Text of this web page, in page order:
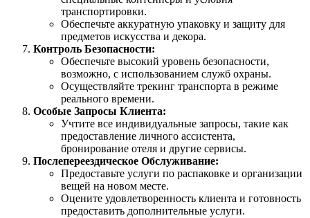
транспортировки.
Обеспечьте аккуратную упаковку и защиту для
предметов искусства и декора.
Контроль Безопасности:
Обеспечьте высокий уровень безопасности,
возможно, с использованием служб охраны.
Осуществляйте трекинг транспорта в режиме
реального времени.
Особые Запросы Клиента:
Учтите все индивидуальные запросы, такие как
предоставление личного ассистента,
бронирование отеля и другие сервисы.
Послепереездическое Обслуживание:
Предоставьте услуги по распаковке и организации
вещей на новом месте.
Оцените удовлетворенность клиента и готовность
предоставить дополнительные услуги.